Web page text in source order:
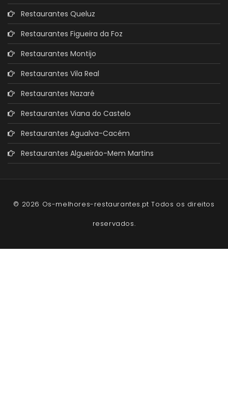
Restaurantes Queluz
Restaurantes Figueira da Foz
Restaurantes Montijo
Restaurantes Vila Real
Restaurantes Nazaré
Restaurantes Viana do Castelo
Restaurantes Agualva-Cacém
Restaurantes Algueirão-Mem Martins
© 2026 Os-melhores-restaurantes.pt Todos os direitos
reservados.